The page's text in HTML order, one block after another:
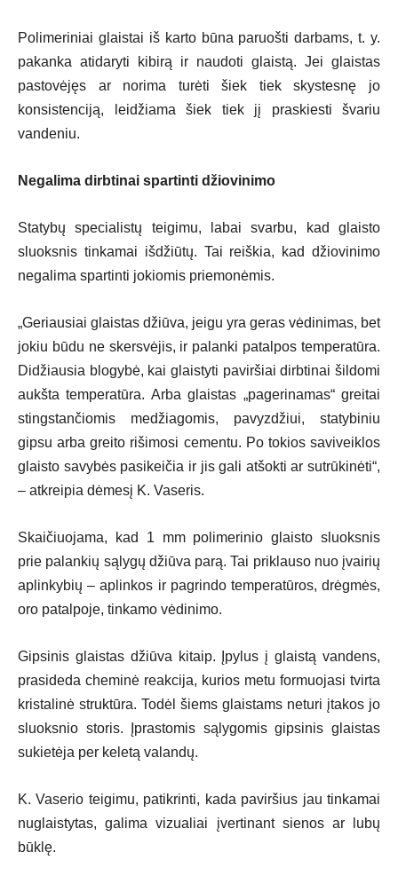
Polimeriniai glaistai iš karto būna paruošti darbams, t. y.
pakanka atidaryti kibirą ir naudoti glaistą. Jei glaistas
pastovėjęs ar norima turėti šiek tiek skystesnę jo
konsistenciją, leidžiama šiek tiek jį praskiesti švariu
vandeniu.
Negalima dirbtinai spartinti džiovinimo
Statybų specialistų teigimu, labai svarbu, kad glaisto
sluoksnis tinkamai išdžiūtų. Tai reiškia, kad džiovinimo
negalima spartinti jokiomis priemonėmis.
„Geriausiai glaistas džiūva, jeigu yra geras vėdinimas, bet
jokiu būdu ne skersvėjis, ir palanki patalpos temperatūra.
Didžiausia blogybė, kai glaistyti paviršiai dirbtinai šildomi
aukšta temperatūra. Arba glaistas „pagerinamas“ greitai
stingstančiomis medžiagomis, pavyzdžiui, statybiniu
gipsu arba greito rišimosi cementu. Po tokios saviveiklos
glaisto savybės pasikeičia ir jis gali atšokti ar sutrūkinėti“,
– atkreipia dėmesį K. Vaseris.
Skaičiuojama, kad 1 mm polimerinio glaisto sluoksnis
prie palankių sąlygų džiūva parą. Tai priklauso nuo įvairių
aplinkybių – aplinkos ir pagrindo temperatūros, drėgmės,
oro patalpoje, tinkamo vėdinimo.
Gipsinis glaistas džiūva kitaip. Įpylus į glaistą vandens,
prasideda cheminė reakcija, kurios metu formuojasi tvirta
kristalinė struktūra. Todėl šiems glaistams neturi įtakos jo
sluoksnio storis. Įprastomis sąlygomis gipsinis glaistas
sukietėja per keletą valandų.
K. Vaserio teigimu, patikrinti, kada paviršius jau tinkamai
nuglaistytas, galima vizualiai įvertinant sienos ar lubų
būklę.